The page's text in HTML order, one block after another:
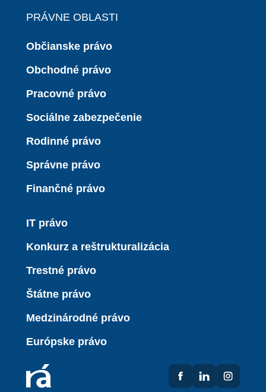
PRÁVNE OBLASTI
Občianske právo
Obchodné právo
Pracovné právo
Sociálne zabezpečenie
Rodinné právo
Správne právo
Finančné právo
IT právo
Konkurz a reštrukturalizácia
Trestné právo
Štátne právo
Medzinárodné právo
Európske právo